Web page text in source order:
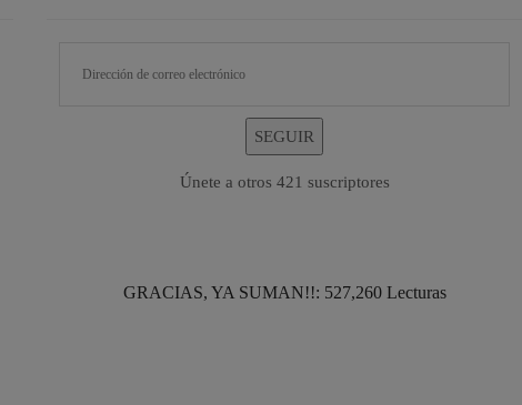
SEGUIR
Únete a otros 421 suscriptores
GRACIAS, YA SUMAN!!: 527,260 Lecturas